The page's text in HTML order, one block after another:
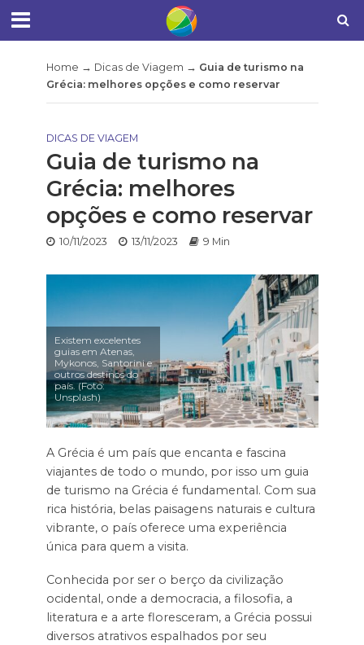
Home → Dicas de Viagem → Guia de turismo na
Grécia: melhores opções e como reservar
DICAS DE VIAGEM
Guia de turismo na
Grécia: melhores
opções e como reservar
10/11/2023 13/11/2023 9 Min
Existem excelentes
guias em Atenas,
Mykonos, Santorini e
outros destinos do
país. (Foto:
Unsplash)
A Grécia é um país que encanta e fascina
viajantes de todo o mundo, por isso um guia
de turismo na Grécia é fundamental. Com sua
rica história, belas paisagens naturais e cultura
vibrante, o país oferece uma experiência
única para quem a visita.
Conhecida por ser o berço da civilização
ocidental, onde a democracia, a filosofia, a
literatura e a arte floresceram, a Grécia possui
diversos atrativos espalhados por seu